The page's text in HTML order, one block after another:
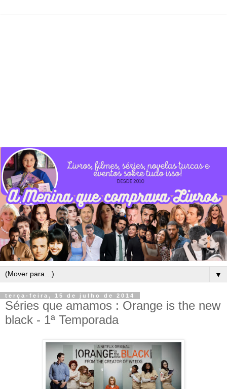
▼
terça-feira, 15 de julho de 2014
Séries que amamos : Orange is the new
black - 1ª Temporada